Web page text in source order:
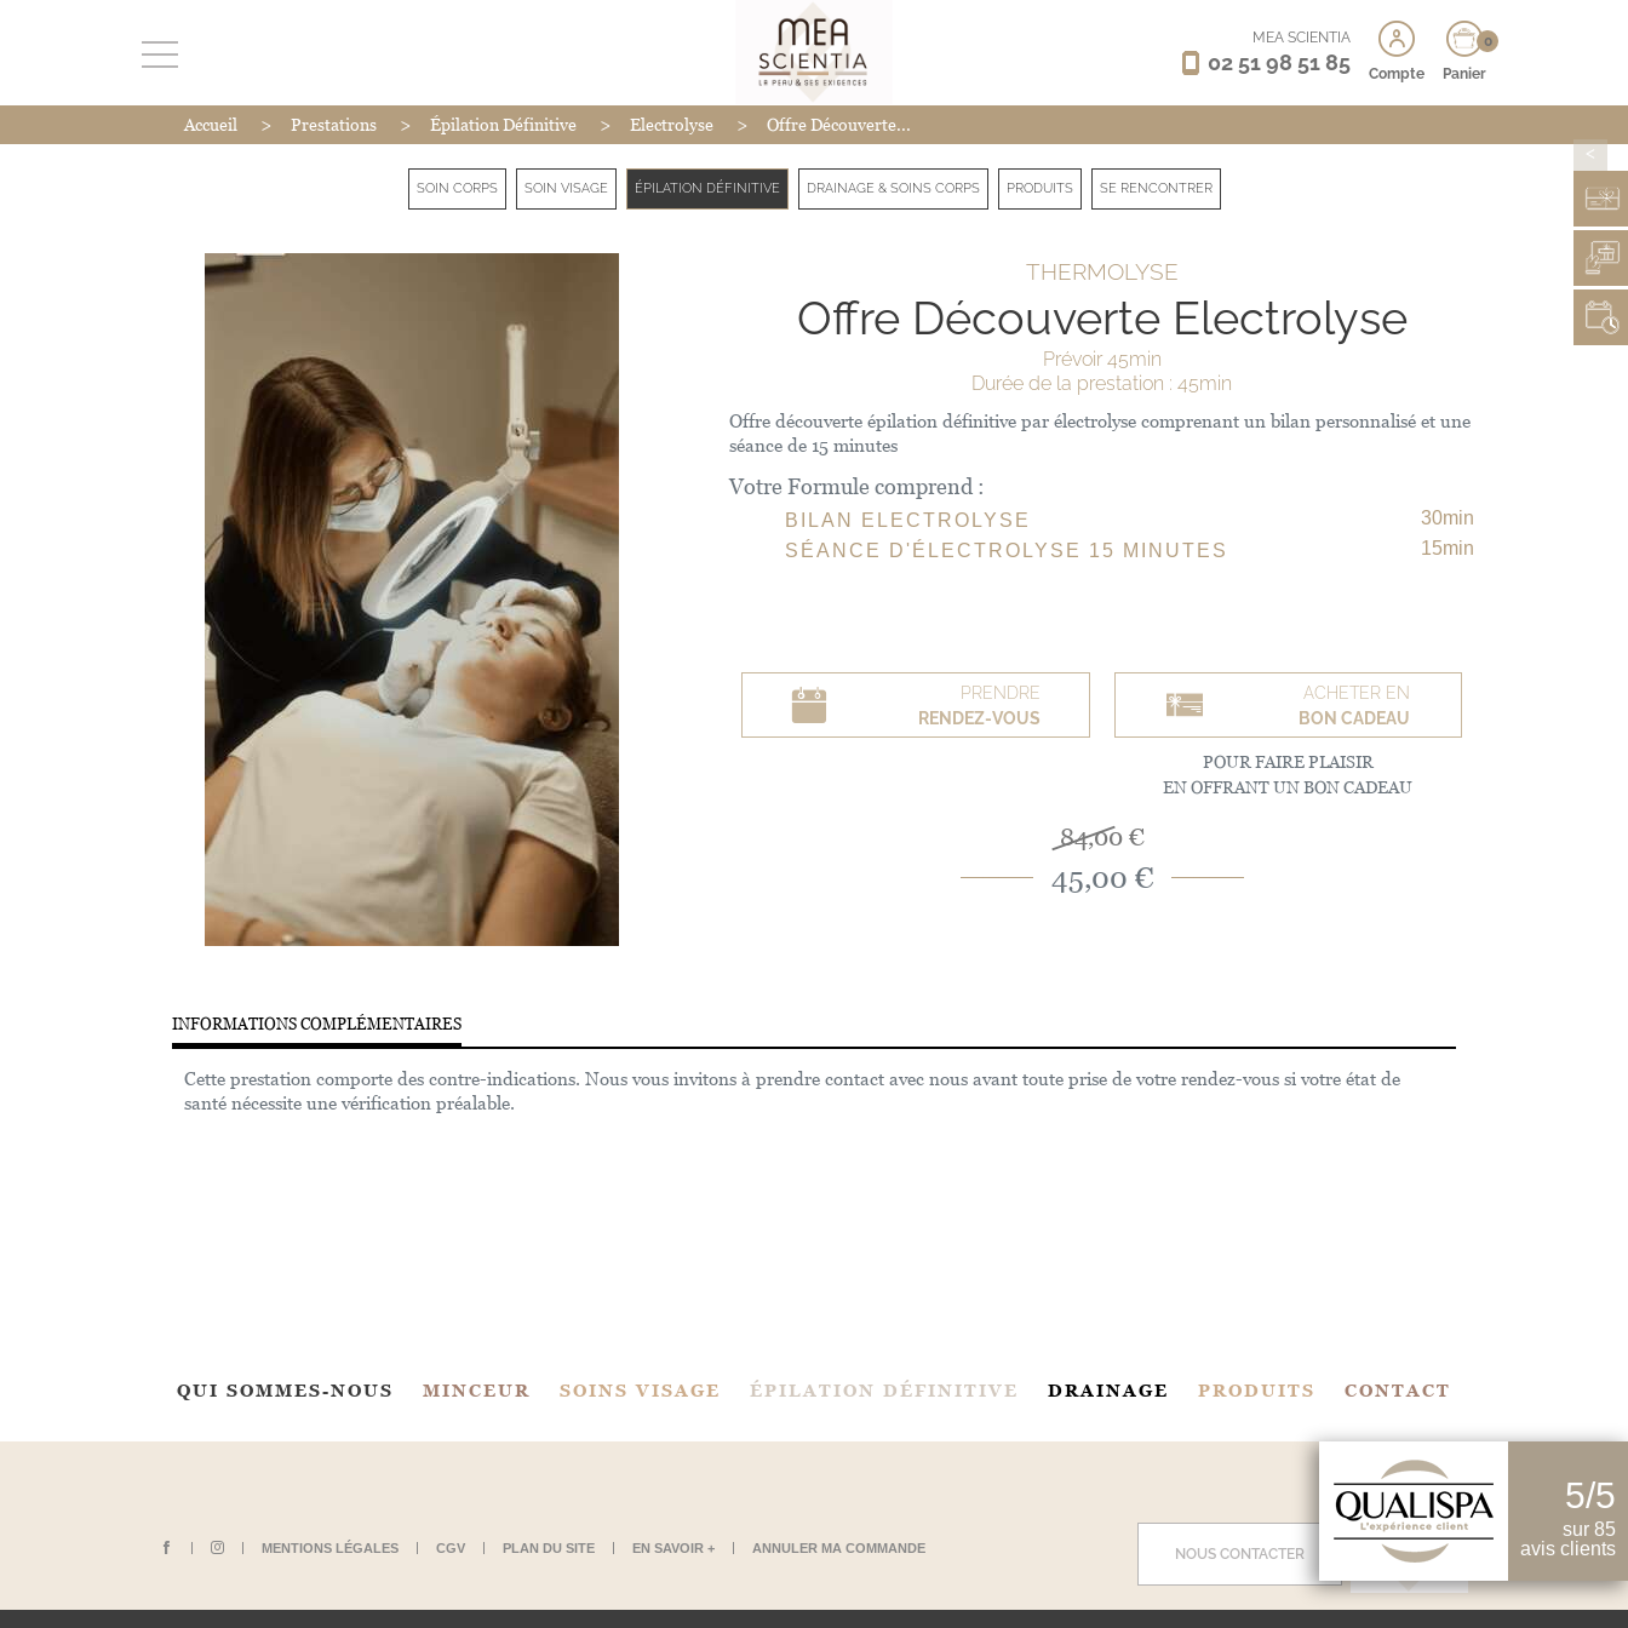
MEA SCIENTIA
02 51 98 51 85 Compte
0
Panier
>
Accueil > Prestations > Épilation Définitive > Electrolyse > Offre Découverte...
SOIN CORPS SOIN VISAGE ÉPILATION DÉFINITIVE DRAINAGE & SOINS CORPS PRODUITS SE RENCONTRER
THERMOLYSE
Offre Découverte Electrolyse
Prévoir 45min
Durée de la prestation : 45min
Offre découverte épilation définitive par électrolyse comprenant un bilan personnalisé et une
séance de 15 minutes
Votre Formule comprend :
BILAN ELECTROLYSE
30min
SÉANCE D'ÉLECTROLYSE 15 MINUTES
15min
PRENDRE
RENDEZ-VOUS
ACHETER EN
BON CADEAU
POUR FAIRE PLAISIR
EN OFFRANT UN BON CADEAU
84,00 €
45,00 €
INFORMATIONS COMPLÉMENTAIRES
Cette prestation comporte des contre-indications. Nous vous invitons à prendre contact avec nous avant toute prise de votre rendez-vous si votre état de
santé nécessite une vérification préalable.
5/5
sur 85
avis clients
QUI SOMMES-NOUS MINCEUR SOINS VISAGE ÉPILATION DÉFINITIVE DRAINAGE PRODUITS CONTACT
MENTIONS LÉGALES CGV PLAN DU SITE EN SAVOIR + ANNULER MA COMMANDE NOUS CONTACTER